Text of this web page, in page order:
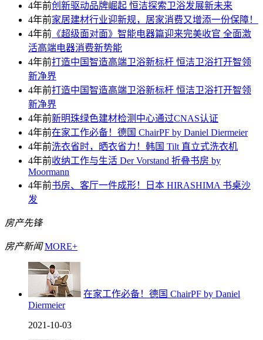
4年前创新驱动品牌崛起 恒洁探索卫浴发展新未来
4年前家居建材行业迎新规，居家消费又增添一份保障！
4年前 《超级面对面》智能电器篇迎来完美收官 全面激
活高端电器消费新势能
4年前打造中国智造高端卫浴新标杆 恒洁卫浴打开智领
新净界
4年前打造中国智造高端卫浴新标杆 恒洁卫浴打开智领
新净界
4年前新明珠绿色建材检测中心通过CNAS认证
4年前在家工作必备！德国 ChairPF by Daniel Diermeier
4年前洗衣省时，晒衣省力！韩国 Tilt 直立式洗衣机
4年前收纳工作与生活 Der Vorstand 折叠书房 by
Moormann
4年前书房、客厅一件成形！日本 HIRASHIMA 书桌沙
发
房产先锋
房产新闻 MORE+
在家工作必备！德国 ChairPF by Daniel
Diermeier
2021-10-03